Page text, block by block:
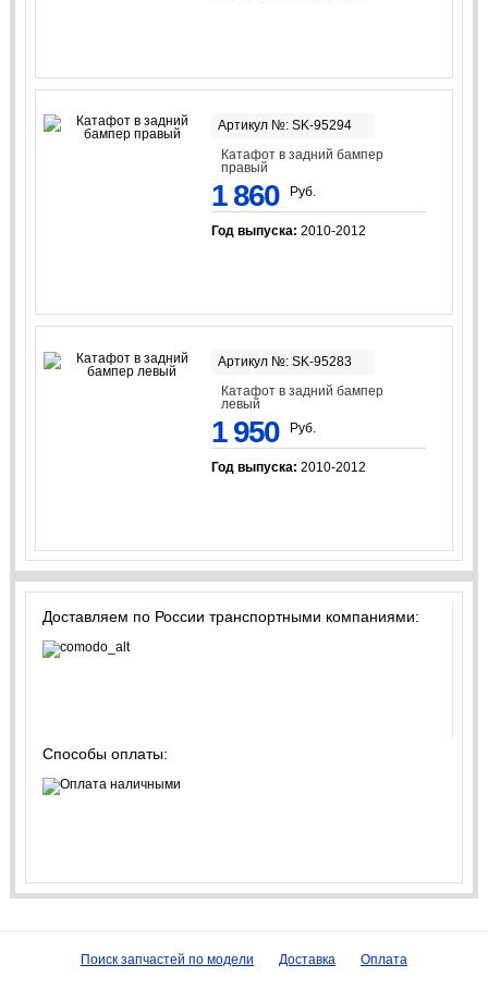
Артикул №: SK-95294
Катафот в задний бампер
правый
1 860 Руб.
Год выпуска: 2010-2012
Артикул №: SK-95283
Катафот в задний бампер
левый
1 950 Руб.
Год выпуска: 2010-2012
Доставляем по России транспортными компаниями:
Способы оплаты:
Поиск запчастей по модели Доставка Оплата